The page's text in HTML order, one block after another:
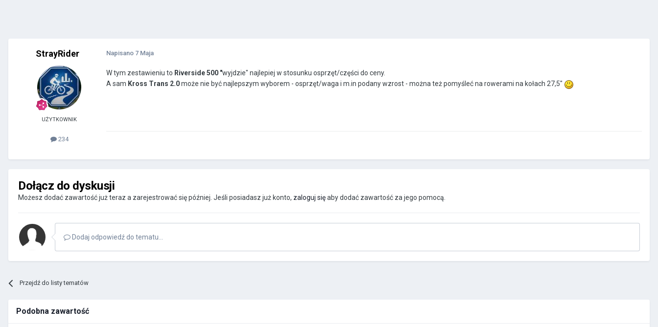
StrayRider
UŻYTKOWNIK
234
Napisano 7 Maja
W tym zestawieniu to Riverside 500 "wyjdzie" najlepiej w stosunku osprzęt/części do ceny.
A sam Kross Trans 2.0może nie być najlepszym wyborem - osprzęt/waga i m.in podany wzrost - można też pomyśleć na rowerami na kołach 27,5"
Dołącz do dyskusji
Możesz dodać zawartość już teraz a zarejestrować się później. Jeśli posiadasz już konto, zaloguj sięaby dodać zawartość za jego pomocą.
Dodaj odpowiedź do tematu...
Przejdź do listy tematów
Podobna zawartość